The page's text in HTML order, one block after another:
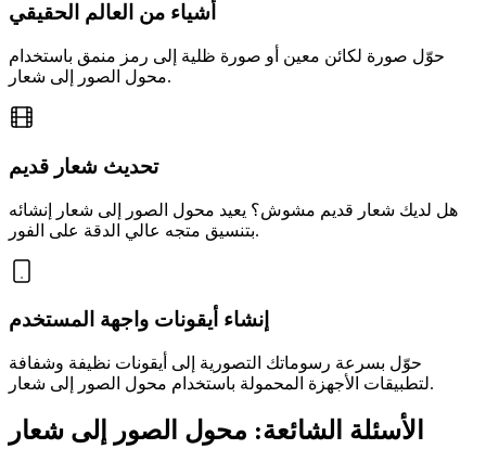
أشياء من العالم الحقيقي
حوّل صورة لكائن معين أو صورة ظلية إلى رمز منمق باستخدام
محول الصور إلى شعار.
تحديث شعار قديم
هل لديك شعار قديم مشوش؟ يعيد محول الصور إلى شعار إنشائه
بتنسيق متجه عالي الدقة على الفور.
إنشاء أيقونات واجهة المستخدم
حوّل بسرعة رسوماتك التصورية إلى أيقونات نظيفة وشفافة
لتطبيقات الأجهزة المحمولة باستخدام محول الصور إلى شعار.
الأسئلة الشائعة: محول الصور إلى شعار